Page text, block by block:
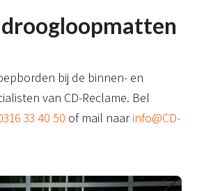
bij de binnen- en
van CD-Reclame. Bel
33 40 50 of mail naarinfo@CD-